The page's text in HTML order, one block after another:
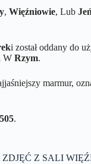
, Więźniowie, Lub
i został oddany do
W Rzym.
marmur,
.
Z SALI